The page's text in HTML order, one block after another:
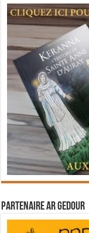
Partenaire Ar Gedour